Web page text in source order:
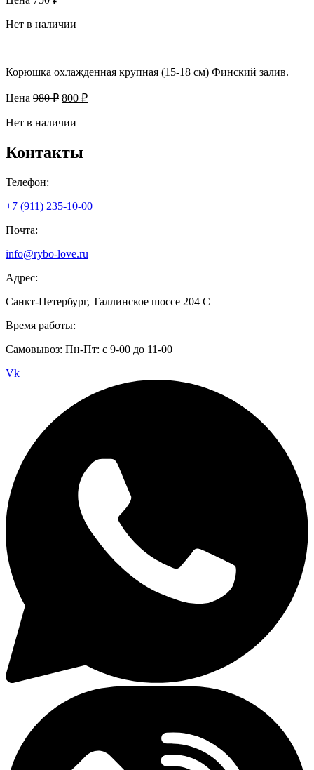
Нет в наличии
Корюшка охлажденная крупная (15-18 см) Финский залив.
Цена 980₽ Первоначальная
составляла
800 ₽Текущая
Нет в наличии
Контакты
Телефон:
+7 (911) 235-10-00
Почта:
info@rybo-love.ru
Адрес:
Санкт-Петербург, Таллинское шоссе 204 С
Время работы:
Самовывоз: Пн-Пт: с 9-00 до 11-00
Vk